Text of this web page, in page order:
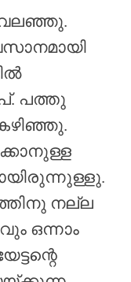
വലഞ്ഞു.
പത്തു
നല്ല
ഒന്നാം